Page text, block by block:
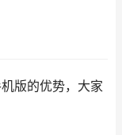
版的优势，大家